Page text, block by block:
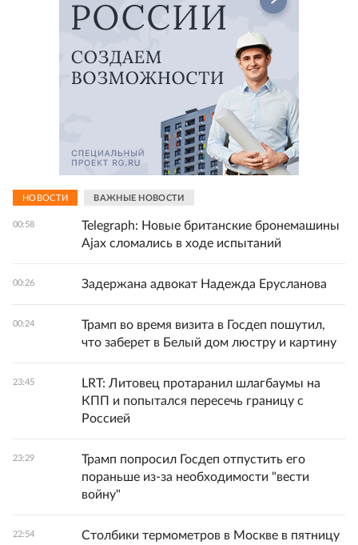
НОВОСТИ ВАЖНЫЕ НОВОСТИ
00:58
Telegraph: Новые британские бронемашины
Ajax сломались в ходе испытаний
00:26 Задержана адвокат Надежда Ерусланова
00:24
Трамп во время визита в Госдеп пошутил,
что заберет в Белый дом люстру и картину
23:45
LRT: Литовец протаранил шлагбаумы на
КПП и попытался пересечь границу с
Россией
23:29
Трамп попросил Госдеп отпустить его
пораньше из-за необходимости "вести
войну"
22:54
Столбики термометров в Москве в пятницу